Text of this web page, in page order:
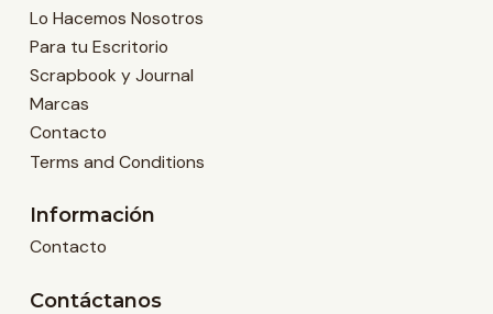
Lo Hacemos Nosotros
Para tu Escritorio
Scrapbook y Journal
Marcas
Contacto
Terms and Conditions
Información
Contacto
Contáctanos